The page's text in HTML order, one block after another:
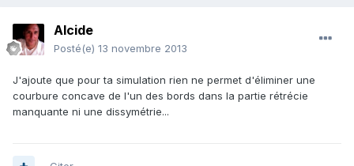
Alcide
Posté(e) 13 novembre 2013
J'ajoute que pour ta simulation rien ne permet d'éliminer une
courbure concave de l'un des bords dans la partie rétrécie
manquante ni une dissymétrie...